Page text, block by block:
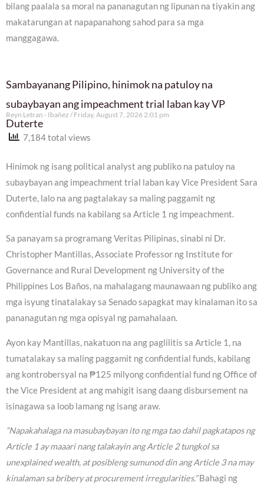
bilang paalala sa moral na pananagutan ng lipunan na tiyakin ang
makatarungan at napapanahong sahod para sa mga
manggagawa.
Sambayanang Pilipino, hinimok na patuloy na
subaybayan ang impeachment trial laban kay VP
Duterte
Reyn Letran - Ibañez Friday, August 7, 2026 2:01 pm
7,184 total views
Hinimok ng isang political analyst ang publiko na patuloy na
subaybayan ang impeachment trial laban kay Vice President Sara
Duterte, lalo na ang pagtalakay sa maling paggamit ng
confidential funds na kabilang sa Article 1 ng impeachment.
Sa panayam sa programang Veritas Pilipinas, sinabi ni Dr.
Christopher Mantillas, Associate Professor ng Institute for
Governance and Rural Development ng University of the
Philippines Los Baños, na mahalagang maunawaan ng publiko ang
mga isyung tinatalakay sa Senado sapagkat may kinalaman ito sa
pananagutan ng mga opisyal ng pamahalaan.
Ayon kay Mantillas, nakatuon na ang paglilitis sa Article 1, na
tumatalakay sa maling paggamit ng confidential funds, kabilang
ang kontrobersyal na ₱125 milyong confidential fund ng Office of
the Vice President at ang mahigit isang daang disbursement na
isinagawa sa loob lamang ng isang araw.
“Napakahalaga na masubaybayan ito ng mga tao dahil pagkatapos ng
Article 1 ay maaari nang talakayin ang Article 2 tungkol sa
unexplained wealth, at posibleng sumunod din ang Article 3 na may
kinalaman sa bribery at procurement irregularities.”Bahagi ng